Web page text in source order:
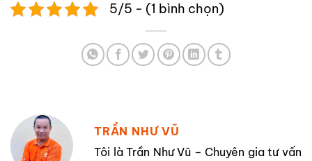
5/5 - (1 bình chọn)
TRẦN NHƯ VŨ
Tôi là Trần Như Vũ – Chuyên gia tư vấn